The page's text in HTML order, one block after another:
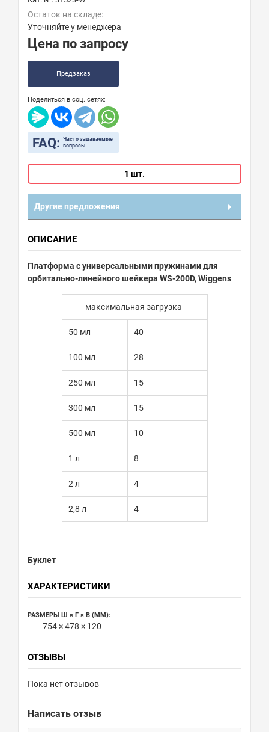
Остаток на складе:
Уточняйте у менеджера
Цена по запросу
Предзаказ
Поделиться в соц. сетях:
FAQ: Часто задаваемые
вопросы
1 шт.
Другие предложения
ОПИСАНИЕ
Платформа с универсальными пружинами для
орбитально-линейного шейкера WS-200D, Wiggens
максимальная загрузка
50 мл 40
100 мл 28
250 мл 15
300 мл 15
500 мл 10
1 л 8
2 л 4
2,8 л 4
Буклет
ХАРАКТЕРИСТИКИ
РАЗМЕРЫ Ш × Г × В (ММ):
754 × 478 × 120
ОТЗЫВЫ
Пока нет отзывов
Написать отзыв